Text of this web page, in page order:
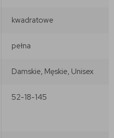
kwadratowe
pełna
Damskie, Męskie, Unisex
52-18-145